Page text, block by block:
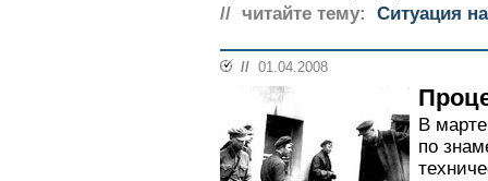
// читайте тему: Ситуация
// 01.04.2008
В
по